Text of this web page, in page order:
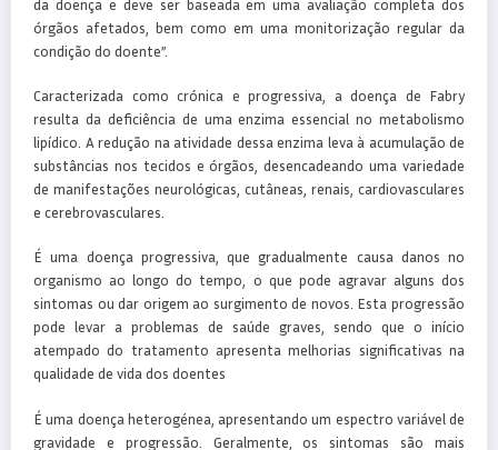
da doença e deve ser baseada em uma avaliação completa dos
órgãos afetados, bem como em uma monitorização regular da
condição do doente”.
Caracterizada como crónica e progressiva, a doença de Fabry
resulta da deficiência de uma enzima essencial no metabolismo
lipídico. A redução na atividade dessa enzima leva à acumulação de
substâncias nos tecidos e órgãos, desencadeando uma variedade
de manifestações neurológicas, cutâneas, renais, cardiovasculares
e cerebrovasculares.
É uma doença progressiva, que gradualmente causa danos no
organismo ao longo do tempo, o que pode agravar alguns dos
sintomas ou dar origem ao surgimento de novos. Esta progressão
pode levar a problemas de saúde graves, sendo que o início
atempado do tratamento apresenta melhorias significativas na
qualidade de vida dos doentes
É uma doença heterogénea, apresentando um espectro variável de
gravidade e progressão. Geralmente, os sintomas são mais